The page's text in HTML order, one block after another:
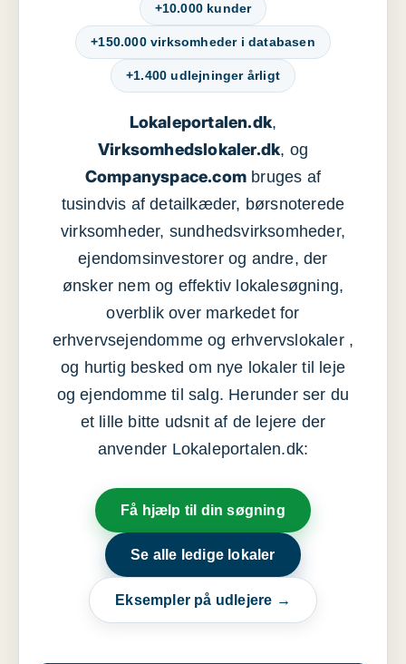
+10.000 kunder
+150.000 virksomheder i databasen
+1.400 udlejninger årligt
Lokaleportalen.dk,
Virksomhedslokaler.dk, og
Companyspace.com bruges af
tusindvis af detailkæder, børsnoterede
virksomheder, sundhedsvirksomheder,
ejendomsinvestorer og andre, der
ønsker nem og effektiv lokalesøgning,
overblik over markedet for
erhvervsejendomme og erhvervslokaler ,
og hurtig besked om nye lokaler til leje
og ejendomme til salg. Herunder ser du
et lille bitte udsnit af de lejere der
anvender Lokaleportalen.dk:
Få hjælp til din søgning
Se alle ledige lokaler
Eksempler på udlejere →